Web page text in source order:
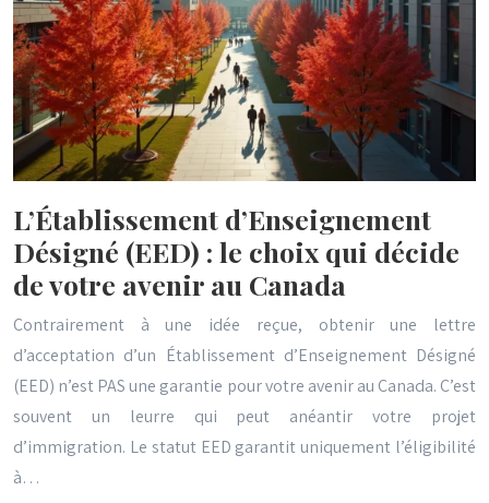
L’Établissement d’Enseignement
Désigné (EED) : le choix qui décide
de votre avenir au Canada
Contrairement à une idée reçue, obtenir une lettre
d’acceptation d’un Établissement d’Enseignement Désigné
(EED) n’est PAS une garantie pour votre avenir au Canada. C’est
souvent un leurre qui peut anéantir votre projet
d’immigration. Le statut EED garantit uniquement l’éligibilité
à…